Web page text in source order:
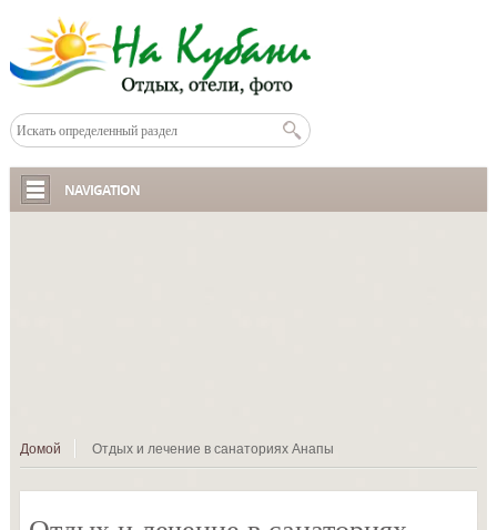
NAVIGATION
Домой Отдых и лечение в санаториях Анапы